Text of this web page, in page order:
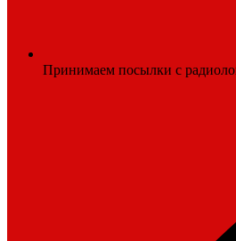
Принимаем посылки с